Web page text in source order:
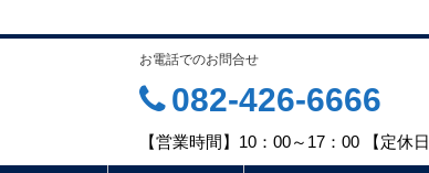
お電話でのお問合せ
082-426-6666
【営業時間】10：00～17：00 【定休